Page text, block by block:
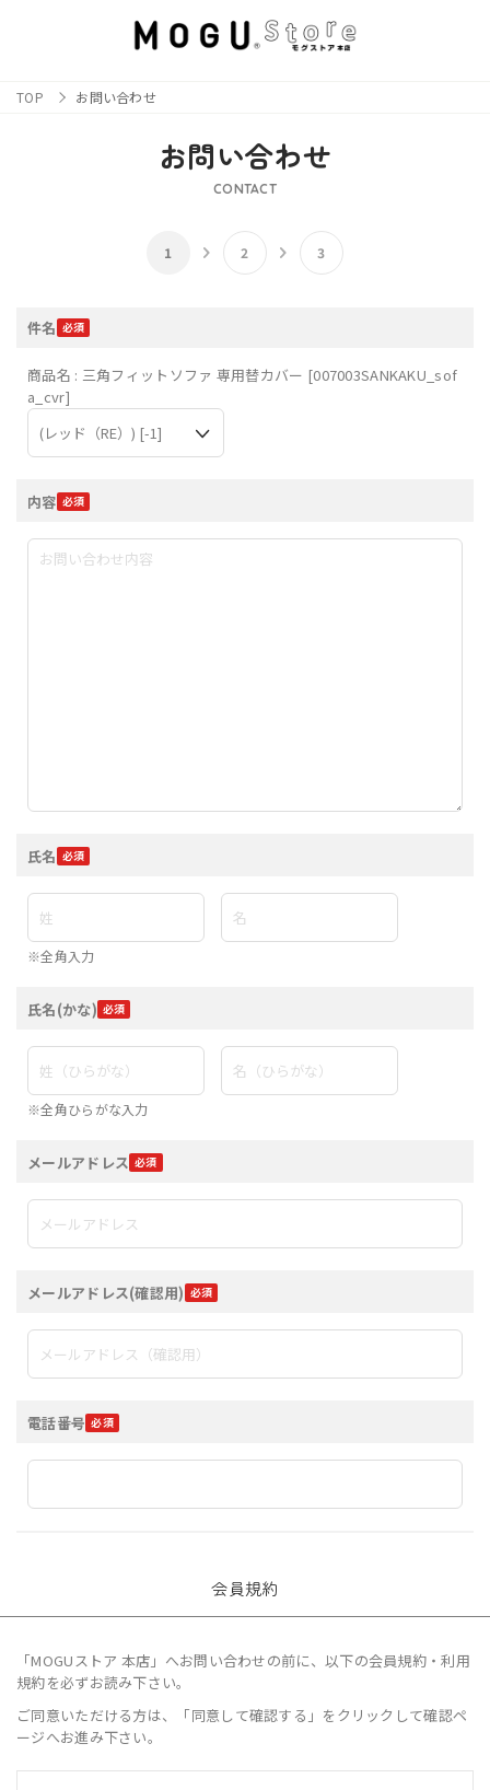
TOP お問い合わせ
お問い合わせ
CONTACT
件名
商品名 : 三角フィットソファ 専用替カバー [007003SANKAKU_sof
a_cvr]
内容
氏名
※全角入力
氏名(かな)
※全角ひらがな入力
メールアドレス
メールアドレス(確認用)
電話番号
会員規約
「MOGUストア 本店」へお問い合わせの前に、以下の会員規約・利用
規約を必ずお読み下さい。
ご同意いただける方は、「同意して確認する」をクリックして確認ペ
ージへお進み下さい。